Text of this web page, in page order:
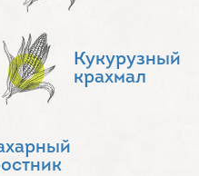
Кукурузный
крахмал